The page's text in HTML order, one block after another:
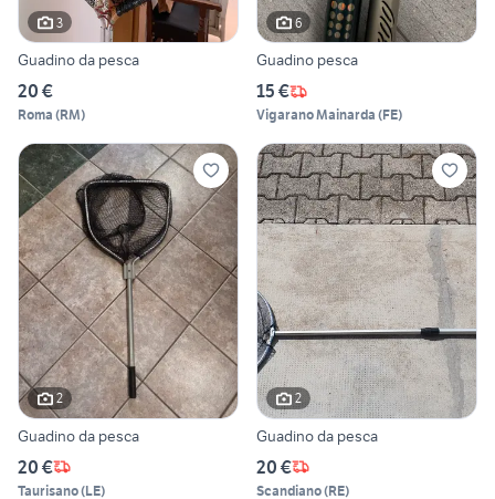
3
Guadino da pesca
20 €
Roma (RM)
6
Guadino pesca
15 €
Vigarano Mainarda (FE)
2
Guadino da pesca
20 €
Taurisano(LE)
2
Guadino da pesca
20 €
Scandiano(RE)